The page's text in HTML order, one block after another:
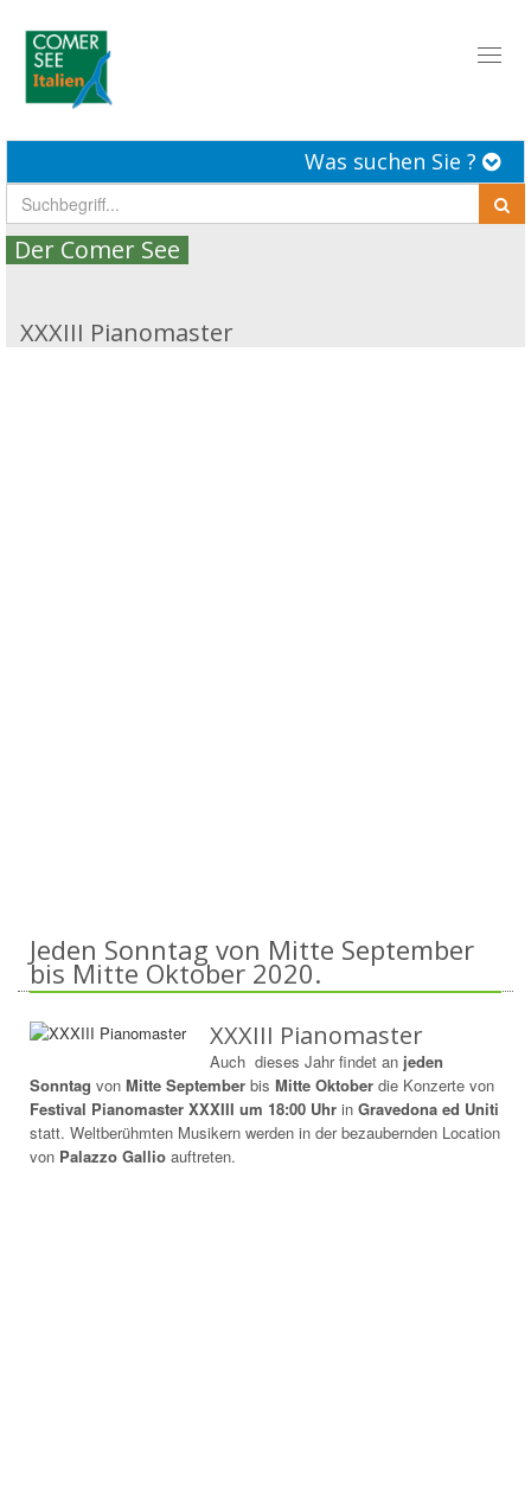
Was suchen Sie ?
Der Comer See
XXXIII Pianomaster
Jeden Sonntag von Mitte September
bis Mitte Oktober 2020.
XXXIII Pianomaster
Auch dieses Jahr findet an jeden
Sonntag von Mitte September bis Mitte Oktober die Konzerte von
Festival Pianomaster XXXIII um 18:00 Uhr in Gravedona ed Uniti
statt. Weltberühmten Musikern werden in der bezaubernden Location
von Palazzo Gallio auftreten.